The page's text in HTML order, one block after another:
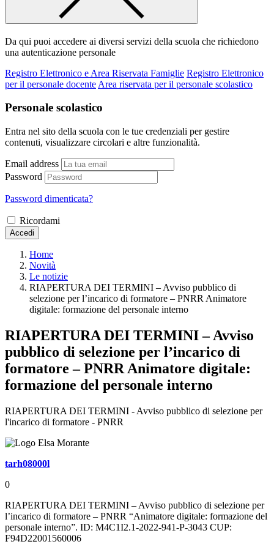
Da qui puoi accedere ai diversi servizi della scuola che richiedono
una autenticazione personale
Registro Elettronico e Area Riservata Famiglie Registro Elettronico
per il personale docente Area riservata per il personale scolastico
Personale scolastico
Entra nel sito della scuola con le tue credenziali per gestire
contenuti, visualizzare circolari e altre funzionalità.
Email address
Password
Password dimenticata?
Ricordami
Accedi
Home
Novità
Le notizie
RIAPERTURA DEI TERMINI – Avviso pubblico di
selezione per l’incarico di formatore – PNRR Animatore
digitale: formazione del personale interno
RIAPERTURA DEI TERMINI – Avviso
pubblico di selezione per l’incarico di
formatore – PNRR Animatore digitale:
formazione del personale interno
RIAPERTURA DEI TERMINI - Avviso pubblico di selezione per
l'incarico di formatore - PNRR
tarh08000l
0
RIAPERTURA DEI TERMINI – Avviso pubblico di selezione per
l’incarico di formatore – PNRR “Animatore digitale: formazione del
personale interno”. ID: M4C1I2.1-2022-941-P-3043 CUP:
F94D22001560006